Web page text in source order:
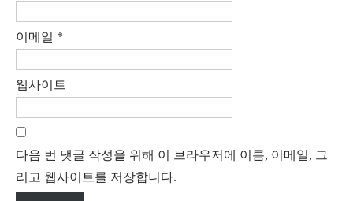
이메일 *
웹사이트
다음 번 댓글 작성을 위해 이 브라우저에 이름, 이메일, 그
리고 웹사이트를 저장합니다.